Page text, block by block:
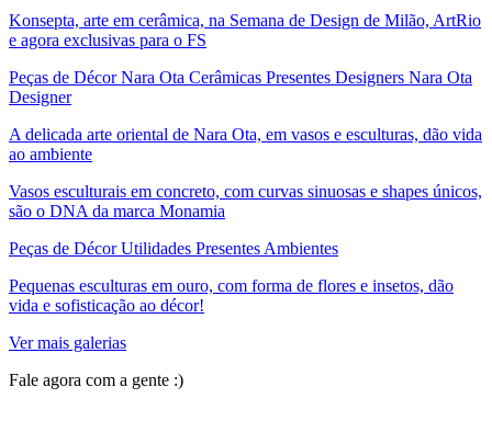
Konsepta, arte em cerâmica, na Semana de Design de Milão, ArtRio
e agora exclusivas para o FS
Peças de Décor Nara Ota Cerâmicas Presentes Designers Nara Ota
Designer
A delicada arte oriental de Nara Ota, em vasos e esculturas, dão vida
ao ambiente
Vasos esculturais em concreto, com curvas sinuosas e shapes únicos,
são o DNA da marca Monamia
Peças de Décor Utilidades Presentes Ambientes
Pequenas esculturas em ouro, com forma de flores e insetos, dão
vida e sofisticação ao décor!
Ver mais galerias
Fale agora com a gente :)